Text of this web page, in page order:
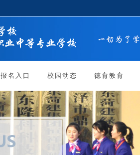
报名入口 校园动态 德育教育